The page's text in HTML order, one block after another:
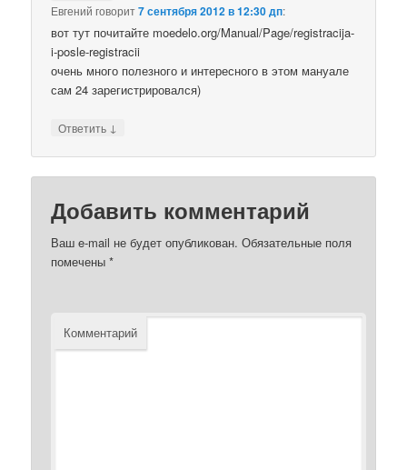
Евгений говорит7 сентября 2012 в 12:30 дп:
вот тут почитайте moedelo.org/Manual/Page/registracija-
i-posle-registracii
очень много полезного и интересного в этом мануале
сам 24 зарегистрировался)
Ответить ↓
Добавить комментарий
Ваш e-mail не будет опубликован. Обязательные поля
помечены*
Комментарий